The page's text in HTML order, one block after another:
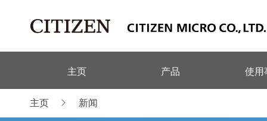
主页 产品 使用
主页 新闻